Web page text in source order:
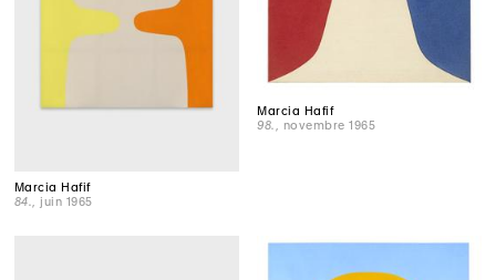
Marcia Hafif
84.
, juin 1965
Marcia Hafif
98., novembre 1965